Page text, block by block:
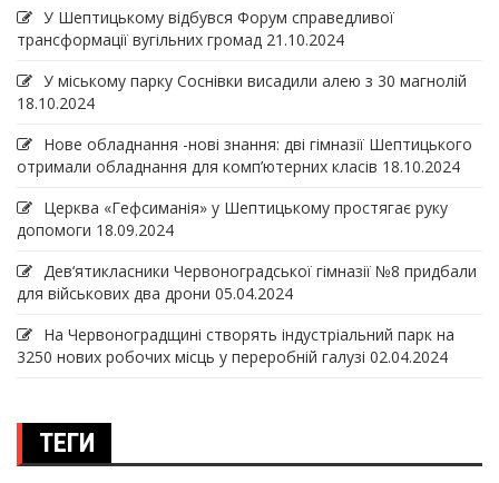
У Шептицькому відбувся Форум справедливої
трансформації вугільних громад 21.10.2024
У міському парку Соснівки висадили алею з 30 магнолій
18.10.2024
Нове обладнання -нові знання: дві гімназії Шептицького
отримали обладнання для комп’ютерних класів 18.10.2024
Церква «Гефсиманія» у Шептицькому простягає руку
допомоги 18.09.2024
Дев‘ятикласники Червоноградської гімназії №8 придбали
для військових два дрони 05.04.2024
На Червоноградщині створять індустріальний парк на
3250 нових робочих місць у переробній галузі 02.04.2024
ТЕГИ